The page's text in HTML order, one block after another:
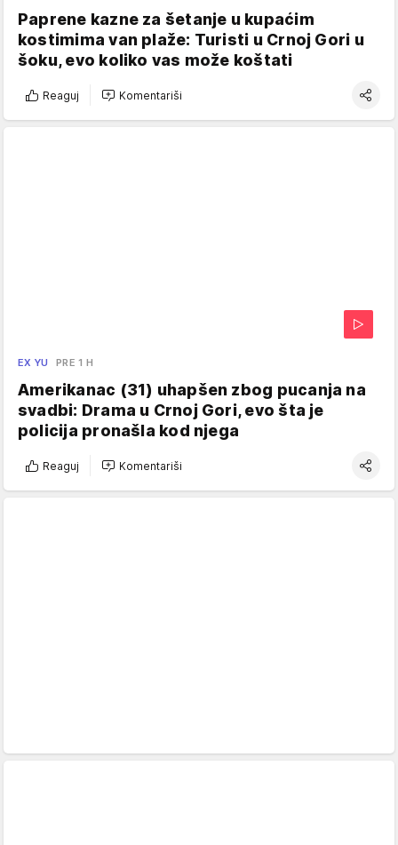
Paprene kazne za šetanje u kupaćim
kostimima van plaže: Turisti u Crnoj Gori u
šoku, evo koliko vas može koštati
Reaguj Komentariši
EX YU PRE 1 H
Amerikanac (31) uhapšen zbog pucanja na
svadbi: Drama u Crnoj Gori, evo šta je
policija pronašla kod njega
Reaguj Komentariši